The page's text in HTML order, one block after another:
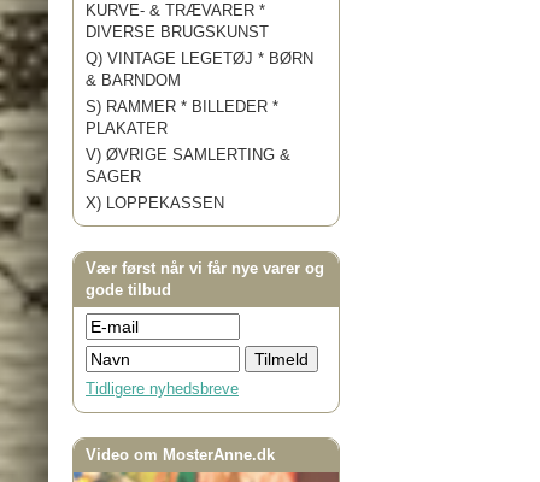
KURVE- & TRÆVARER *
DIVERSE BRUGSKUNST
Q) VINTAGE LEGETØJ * BØRN
& BARNDOM
S) RAMMER * BILLEDER *
PLAKATER
V) ØVRIGE SAMLERTING &
SAGER
X) LOPPEKASSEN
Vær først når vi får nye varer og
gode tilbud
Tidligere nyhedsbreve
Video om MosterAnne.dk